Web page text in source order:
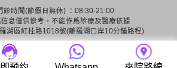
診時間(節假日無休) ：08:30-21:00
息僅供慘考，不能作爲診療及醫療依據
湖區紅桂路1018號(離羅湖口岸10分鍾路程)
深圳人流医院 深圳終止懷孕醫院